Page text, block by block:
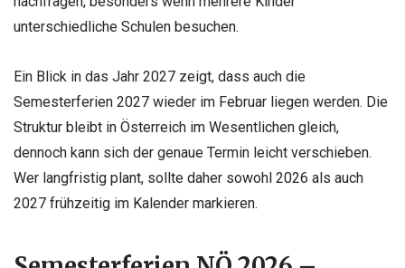
unterschiedliche Schulen besuchen.
Ein Blick in das Jahr 2027 zeigt, dass auch die
Semesterferien 2027 wieder im Februar liegen werden. Die
Struktur bleibt in Österreich im Wesentlichen gleich,
dennoch kann sich der genaue Termin leicht verschieben.
Wer langfristig plant, sollte daher sowohl 2026 als auch
2027 frühzeitig im Kalender markieren.